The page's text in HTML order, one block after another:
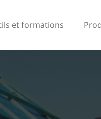
et formations